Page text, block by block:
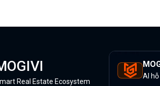
Real Estate Ecosystem
AI